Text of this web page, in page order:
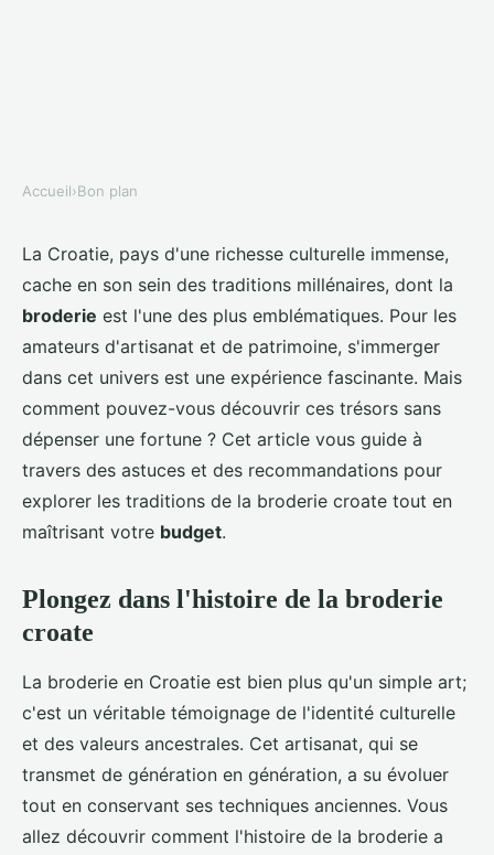
BON PLAN
Comment découvrir les
traditions de la broderie en
Croatie sans frais?
Lyna• 10 juillet 2024•5 min de lecture
Accueil›Bon plan
La Croatie, pays d'une richesse culturelle immense,
cache en son sein des traditions millénaires, dont la
broderie est l'une des plus emblématiques. Pour les
amateurs d'artisanat et de patrimoine, s'immerger
dans cet univers est une expérience fascinante. Mais
comment pouvez-vous découvrir ces trésors sans
dépenser une fortune ? Cet article vous guide à
travers des astuces et des recommandations pour
explorer les traditions de la broderie croate tout en
maîtrisant votre budget.
Plongez dans l'histoire de la broderie
croate
La broderie en Croatie est bien plus qu'un simple art;
c'est un véritable témoignage de l'identité culturelle
et des valeurs ancestrales. Cet artisanat, qui se
transmet de génération en génération, a su évoluer
tout en conservant ses techniques anciennes. Vous
allez découvrir comment l'histoire de la broderie a